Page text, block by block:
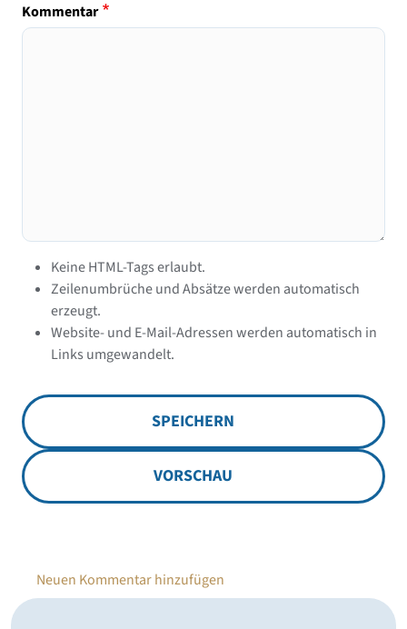
Kommentar
Keine HTML-Tags erlaubt.
Zeilenumbrüche und Absätze werden automatisch
erzeugt.
Website- und E-Mail-Adressen werden automatisch in
Links umgewandelt.
SPEICHERN
VORSCHAU
Neuen Kommentar hinzufügen